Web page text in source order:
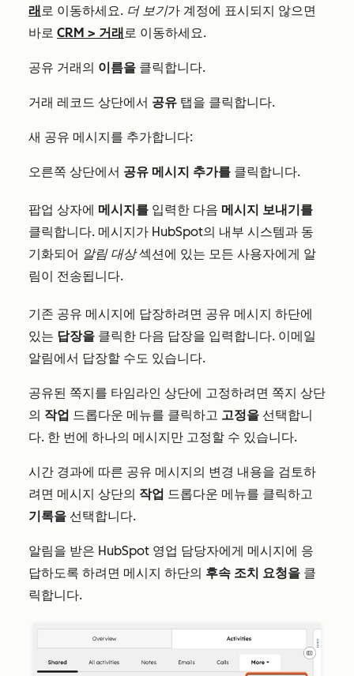
래로 이동하세요. 더 보기가 계정에 표시되지 않으면
바로 CRM > 거래로 이동하세요.
공유 거래의 이름을 클릭합니다.
거래 레코드 상단에서 공유 탭을 클릭합니다.
새 공유 메시지를 추가합니다:
오른쪽 상단에서 공유 메시지 추가를 클릭합니다.
팝업 상자에 메시지를 입력한 다음 메시지 보내기를
클릭합니다. 메시지가 HubSpot의 내부 시스템과 동
기화되어 알림 대상섹션에 있는 모든 사용자에게 알
림이 전송됩니다.
기존 공유 메시지에 답장하려면 공유 메시지 하단에
있는 답장을 클릭한 다음 답장을 입력합니다. 이메일
알림에서 답장할 수도 있습니다.
공유된 쪽지를 타임라인 상단에 고정하려면 쪽지 상단
의 작업 드롭다운 메뉴를 클릭하고 고정을 선택합니
다. 한 번에 하나의 메시지만 고정할 수 있습니다.
시간 경과에 따른 공유 메시지의 변경 내용을 검토하
려면 메시지 상단의 작업 드롭다운 메뉴를 클릭하고
기록을 선택합니다.
알림을 받은 HubSpot 영업 담당자에게 메시지에 응
답하도록 하려면 메시지 하단의 후속 조치 요청을 클
릭합니다.